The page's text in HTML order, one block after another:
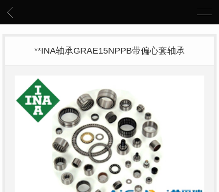
**INA轴承GRAE15NPPB带偏心套轴承